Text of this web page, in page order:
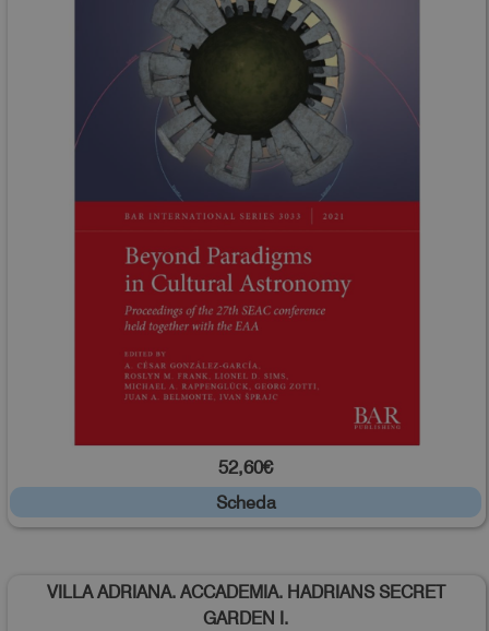
52,60€
Scheda
VILLA ADRIANA. ACCADEMIA. HADRIANS SECRET
GARDEN I.